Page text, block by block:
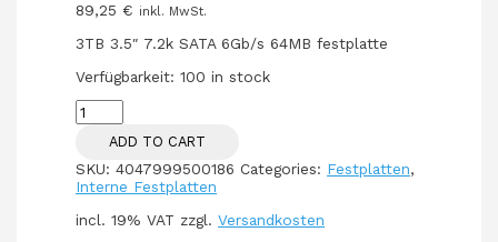
89,25€ inkl. MwSt.
3TB 3.5″ 7.2k SATA 6Gb/s 64MB festplatte
Verfügbarkeit: 100 in stock
3TB
Toshiba
DT01ACA300
7200RPM
64MB
quantity
ADD TO CART
SKU:4047999500186 Categories: Festplatten,
Interne Festplatten
incl. 19% VAT zzgl.Versandkosten